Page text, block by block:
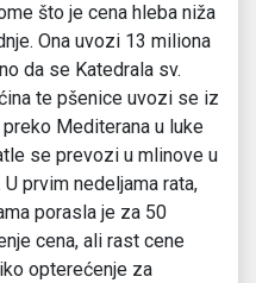
što je cena hleba niža
Ona uvozi 13 miliona
da se Katedrala sv.
te pšenice uvozi se iz
Mediterana u luke
se prevozi u mlinove u
prvim nedeljama rata,
porasla je za 50
cena, ali rast cene
opterećenje za